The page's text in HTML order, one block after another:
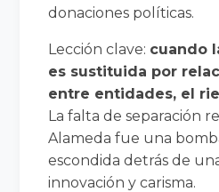
donaciones políticas.
Lección clave: cuando
es sustituida por
entre entidades, el
La falta de separación
Alameda fue una
escondida detrás de
innovación y carisma.